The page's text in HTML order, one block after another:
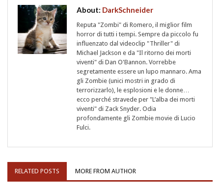
About: DarkSchneider
Reputa "Zombi" di Romero, il miglior film
horror di tutti i tempi. Sempre da piccolo fu
influenzato dal videoclip "Thriller" di
Michael Jackson e da "Il ritorno dei morti
viventi" di Dan O'Bannon. Vorrebbe
segretamente essere un lupo mannaro. Ama
gli Zombie (unici mostri in grado di
terrorizzarlo), le esplosioni e le donne…
ecco perché stravede per "L’alba dei morti
viventi" di Zack Snyder. Odia
profondamente gli Zombie movie di Lucio
Fulci.
RELATED POSTS MORE FROM AUTHOR